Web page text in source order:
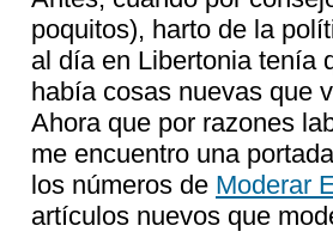
poquitos), harto de la
al día en Libertonia tenía
había cosas nuevas que
Ahora que por razones
me encuentro una
los números de Moderar
artículos nuevos que